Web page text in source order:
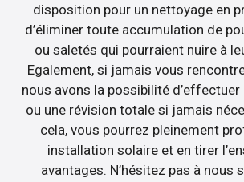
disposition pour un nettoyage en
d’éliminer toute accumulation de
ou saletés qui pourraient nuire à
Egalement, si jamais vous
nous avons la possibilité
ou une révision totale si jamais
cela, vous pourrez pleinement
installation solaire et en tirer
avantages. N’hésitez pas à nous